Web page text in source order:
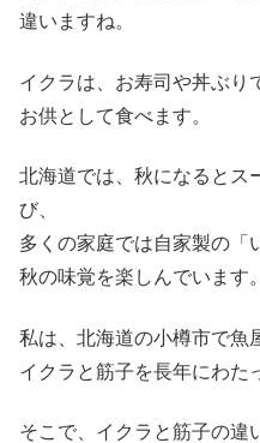
違いますね。
イクラは、お寿司や丼ぶり
お供として食べます。
北海道では、秋になるとス
び、
多くの家庭では自家製の「
秋の味覚を楽しんでいます。
私は、北海道の小樽市で魚
イクラと筋子を長年にわた
そこで、イクラと筋子の違